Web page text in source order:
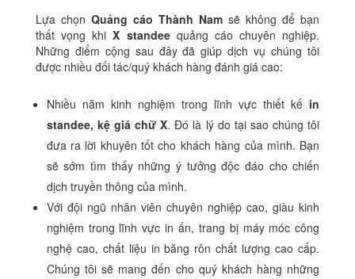
Lựa chọn Quảng cáo Thành Nam sẽ không để bạn
thất vọng khiX standeequảng cáo chuyên nghiệp.
Những điểm cộng sau đây đã giúp dịch vụ chúng tôi
được nhiều đối tác/quý khách hàng đánh giá cao:
Nhiều năm kinh nghiệm trong lĩnh vực thiết kế in
standee, kệ giá chữ X. Đó là lý do tại sao chúng tôi
đưa ra lời khuyên tốt cho khách hàng của mình. Bạn
sẽ sớm tìm thấy những ý tưởng độc đáo cho chiến
dịch truyền thông của mình.
Với đội ngũ nhân viên chuyên nghiệp cao, giàu kinh
nghiệm trong lĩnh vực in ấn, trang bị máy móc công
nghệ cao, chất liệu in băng rôn chất lượng cao cấp.
Chúng tôi sẽ mang đến cho quý khách hàng những